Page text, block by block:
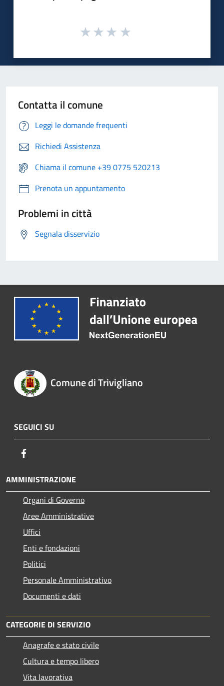
Contatta il comune
Leggi le domande frequenti
Richiedi Assistenza
Chiama il comune +39 0775 520213
Prenota un appuntamento
Problemi in città
Segnala disservizio
Comune di Trivigliano
SEGUICI SU
AMMINISTRAZIONE
Organi di Governo
Aree Amministrative
Uffici
Enti e fondazioni
Politici
Personale Amministrativo
Documenti e dati
CATEGORIE DI SERVIZIO
Anagrafe e stato civile
Cultura e tempo libero
Vita lavorativa